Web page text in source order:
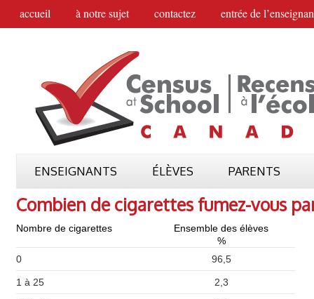
accueil à notre sujet contactez entrée de
ENSEIGNANTS ÉLÈVES PARENTS
Combien de cigarettes fumez-vous
Nombre de cigarettes
Ensemble des élèves
%
0
96,5
1 à 25 2,3